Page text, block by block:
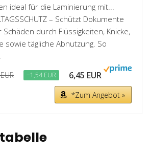
ideal für die Laminierung mit...
– Schützt Dokumente
Schäden durch Flüssigkeiten, Knicke,
sowie tägliche Abnutzung. So
−1,54 EUR 6,45 EUR
*Zum Angebot »